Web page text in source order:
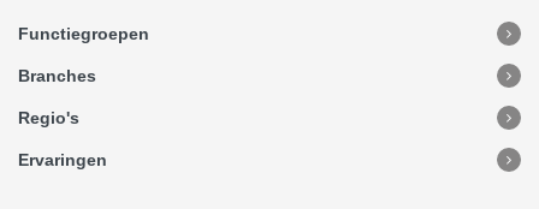
Functiegroepen
Branches
Regio's
Ervaringen